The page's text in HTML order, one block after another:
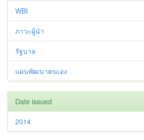
WBI
ภาวะผู้นำ
รัฐบาล
แผนพัฒนาตนเอง
Date issued
2014